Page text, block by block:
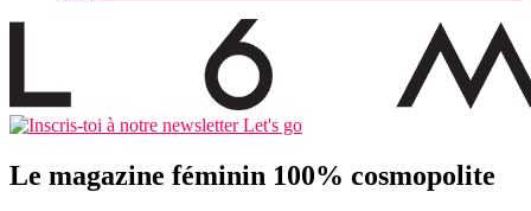
Let's go
Le magazine féminin 100% cosmopolite